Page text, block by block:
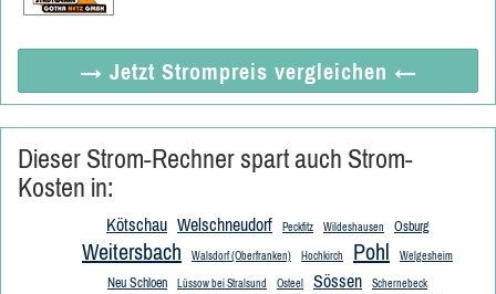
→ Jetzt Strompreis vergleichen ←
Dieser Strom-Rechner spart auch Strom-
Kosten in:
Kötschau Welschneudorf Peckfitz Wildeshausen Osburg
Weitersbach Walsdorf (Oberfranken) Hochkirch Pohl Welgesheim
Neu Schloen Lüssow bei Stralsund Osteel Sössen Schernebeck